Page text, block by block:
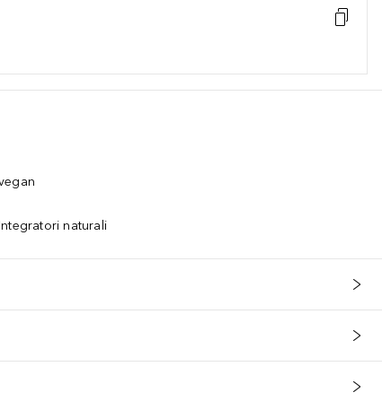
naturali